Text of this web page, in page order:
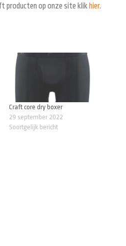
producten op onze site klik hier.
Craft core dry boxer
29 september 2022
Soortgelijk bericht